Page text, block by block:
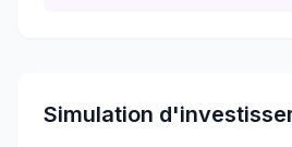
Simulation